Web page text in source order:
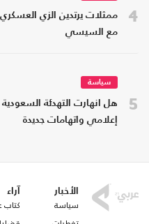
4
ممثلات يرتدين الزي
مع السيسي
5
سياسة
هل انهارت التهدئة السعودية
إعلامي واتهامات جديدة
الأخبار
سياسة
آراء
كتاب